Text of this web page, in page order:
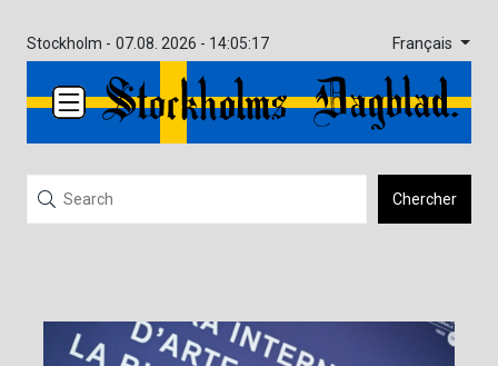
Stockholm - 07.08. 2026 - 14:05:17 Français
Chercher